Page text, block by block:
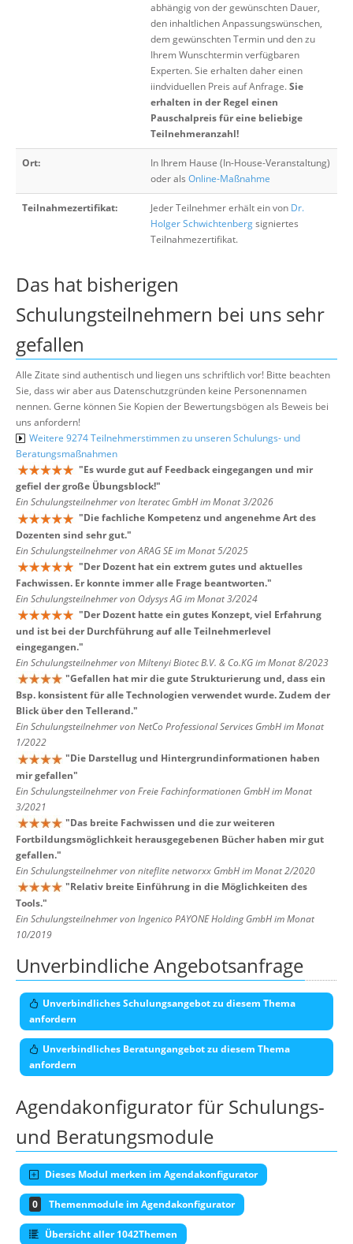
abhängig von der gewünschten Dauer,
den inhaltlichen Anpassungswünschen,
dem gewünschten Termin und den zu
Ihrem Wunschtermin verfügbaren
Experten. Sie erhalten daher einen
iindviduellen Preis auf Anfrage.Sie
erhalten in der Regel einen
Pauschalpreis für eine beliebige
Teilnehmeranzahl!
Ort:
In Ihrem Hause (In-House-Veranstaltung)
oder als Online-Maßnahme
Teilnahmezertifikat: Jeder Teilnehmer erhält ein von Dr.
Holger Schwichtenbergsigniertes
Teilnahmezertifikat.
Das hat bisherigen
Schulungsteilnehmern bei uns sehr
gefallen
Alle Zitate sind authentisch und liegen uns schriftlich vor! Bitte beachten
Sie, dass wir aber aus Datenschutzgründen keine Personennamen
nennen. Gerne können Sie Kopien der Bewertungsbögen als Beweis bei
uns anfordern!
Weitere 9274 Teilnehmerstimmen zu unseren Schulungs- und
Beratungsmaßnahmen
"Es wurde gut auf Feedback eingegangen und mir
gefiel der große Übungsblock!"
Ein Schulungsteilnehmer von Iteratec GmbH im Monat 3/2026
"Die fachliche Kompetenz und angenehme Art des
Dozenten sind sehr gut."
Ein Schulungsteilnehmer von ARAG SE im Monat 5/2025
"Der Dozent hat ein extrem gutes und aktuelles
Fachwissen. Er konnte immer alle Frage beantworten."
Ein Schulungsteilnehmer von Odysys AG im Monat 3/2024
"Der Dozent hatte ein gutes Konzept, viel Erfahrung
und ist bei der Durchführung auf alle Teilnehmerlevel
eingegangen."
Ein Schulungsteilnehmer von Miltenyi Biotec B.V. & Co.KG im Monat 8/2023
"Gefallen hat mir die gute Strukturierung und, dass ein
Bsp. konsistent für alle Technologien verwendet wurde. Zudem der
Blick über den Tellerand."
Ein Schulungsteilnehmer von NetCo Professional Services GmbH im Monat
1/2022
"Die Darstellug und Hintergrundinformationen haben
mir gefallen"
Ein Schulungsteilnehmer von Freie Fachinformationen GmbH im Monat
3/2021
"Das breite Fachwissen und die zur weiteren
Fortbildungsmöglichkeit herausgegebenen Bücher haben mir gut
gefallen."
Ein Schulungsteilnehmer von niteflite networxx GmbH im Monat 2/2020
"Relativ breite Einführung in die Möglichkeiten des
Tools."
Ein Schulungsteilnehmer von Ingenico PAYONE Holding GmbH im Monat
10/2019
Unverbindliche Angebotsanfrage
Unverbindliches Schulungsangebot zu diesem Thema
anfordern
Unverbindliches Beratungangebot zu diesem Thema
anfordern
Agendakonfigurator für Schulungs-
und Beratungsmodule
Dieses Modul merken im Agendakonfigurator
0 Themenmodule im Agendakonfigurator
Übersicht aller 1042Themen